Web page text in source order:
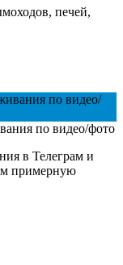
печей,
по видео/фото
в Телеграм и
примерную